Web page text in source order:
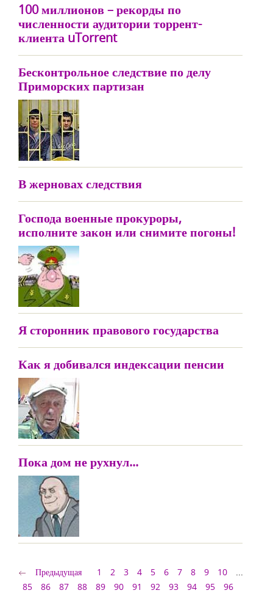
100 миллионов – рекорды по
численности аудитории торрент-
клиента uTorrent
Бесконтрольное следствие по делу
Приморских партизан
В жерновах следствия
Господа военные прокуроры,
исполните закон или снимите погоны!
Я сторонник правового государства
Как я добивался индексации пенсии
Пока дом не рухнул...
Предыдущая 1 2 3 4 5 6 7 8 9 10
...
85
86 87 88 89 90 91 92 93 94 95
96